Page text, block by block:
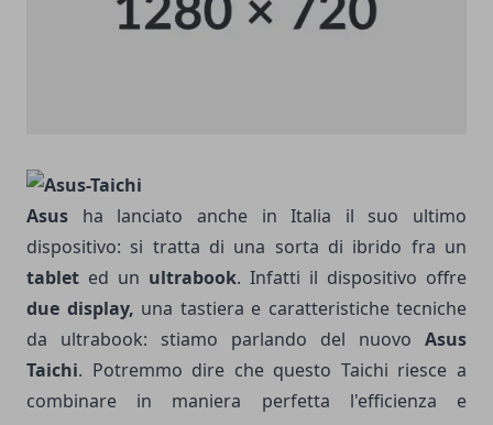
Asus ha lanciato anche in Italia il suo ultimo
dispositivo: si tratta di una sorta di ibrido fra un
tablet ed un ultrabook. Infatti il dispositivo offre
due display, una tastiera e caratteristiche tecniche
da ultrabook: stiamo parlando del nuovo Asus
Taichi. Potremmo dire che questo Taichi riesce a
combinare in maniera perfetta l'efficienza e